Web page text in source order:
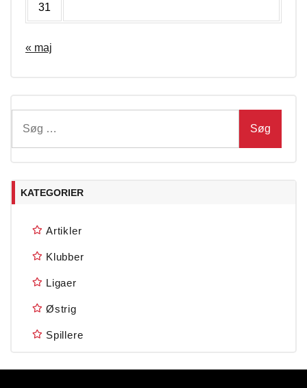
31
« maj
efter:
KATEGORIER
Artikler
Klubber
Ligaer
Østrig
Spillere